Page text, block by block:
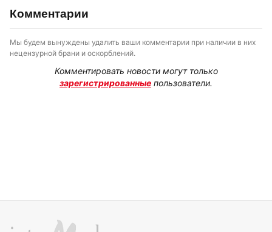
Комментарии
Мы будем вынуждены удалить ваши комментарии при наличии в них
нецензурной брани и оскорблений.
Комментировать новости могут только
зарегистрированные пользователи.